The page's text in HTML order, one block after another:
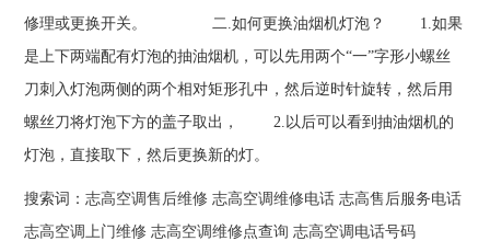
修理或更换开关。 二.如何更换油烟机灯泡？ 1.如果
是上下两端配有灯泡的抽油烟机，可以先用两个“一”字形小螺丝
刀刺入灯泡两侧的两个相对矩形孔中，然后逆时针旋转，然后用
螺丝刀将灯泡下方的盖子取出， 2.以后可以看到抽油烟机的
灯泡，直接取下，然后更换新的灯。
搜索词：志高空调售后维修 志高空调维修电话 志高售后服务电话
志高空调上门维修 志高空调维修点查询 志高空调电话号码